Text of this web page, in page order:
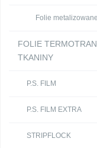
Folie
FOLIE
TKANINY
P.S. FILM
P.S. FILM EXTRA
STRIPFLOCK